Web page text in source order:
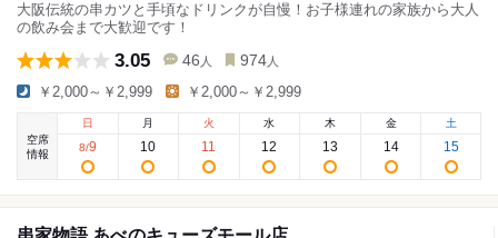
大阪伝統の串カツと手頃なドリンクが自慢！お子様連れの家族から大人
の飲み会まで大歓迎です！
3.05 46 人 974 人
￥2,000～￥2,999 ￥2,000～￥2,999
空席
情報
日
8/9
月
10
火
11
水
12
木
13
金
14
土
15